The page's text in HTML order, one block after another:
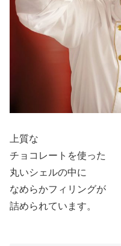
上質な
チョコレートを使った
丸いシェルの中に
なめらかフィリングが
詰められています。